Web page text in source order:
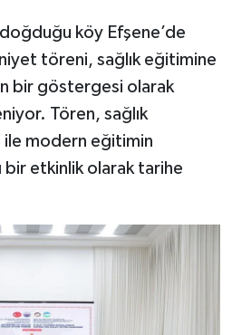
doğduğu köy Efşene’de
töreni, sağlık eğitimine
bir göstergesi olarak
Tören, sağlık
ile modern eğitimin
bir etkinlik olarak tarihe